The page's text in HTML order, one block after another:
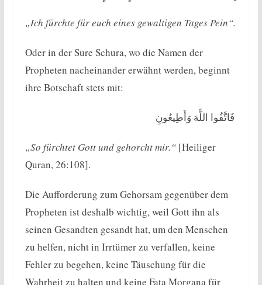
„Ich fürchte für euch eines gewaltigen Tages Pein“.
Oder in der Sure Schura, wo die Namen der
Propheten nacheinander erwähnt werden, beginnt
ihre Botschaft stets mit:
„So fürchtet Gott und gehorcht mir.“[Heiliger
Quran, 26:108].
Die Aufforderung zum Gehorsam gegenüber dem
Propheten ist deshalb wichtig, weil Gott ihn als
seinen Gesandten gesandt hat, um den Menschen
zu helfen, nicht in Irrtümer zu verfallen, keine
Fehler zu begehen, keine Täuschung für die
Wahrheit zu halten und keine Fata Morgana für